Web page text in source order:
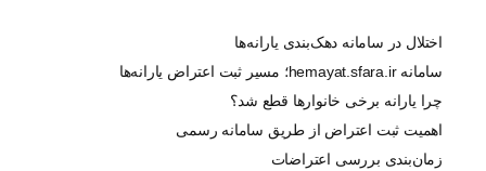
اختلال در سامانه دهک‌بندی یارانه‌ها
سامانه hemayat.sfara.ir؛ مسیر ثبت اعتراض یارانه‌ها
چرا یارانه برخی خانوارها قطع شد؟
اهمیت ثبت اعتراض از طریق سامانه رسمی
زمان‌بندی بررسی اعتراضات